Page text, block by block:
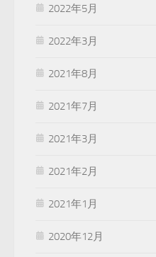
2022年5月
2022年3月
2021年8月
2021年7月
2021年3月
2021年2月
2021年1月
2020年12月